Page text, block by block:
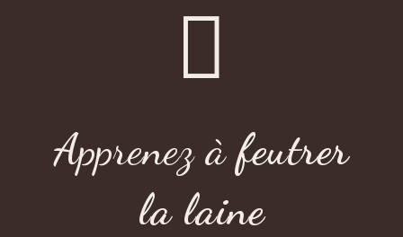

Apprenez àfeutrer
la laine